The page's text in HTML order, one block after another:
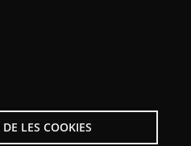
LES COOKIES